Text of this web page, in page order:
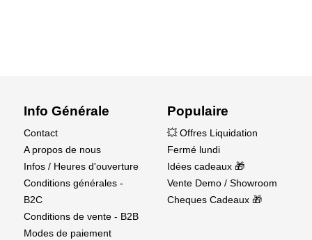
Info Générale
Contact
A propos de nous
Infos / Heures d'ouverture
Conditions générales -
B2C
Conditions de vente - B2B
Modes de paiement
Populaire
💥 Offres Liquidation
Fermé lundi
Idées cadeaux 🎁
Vente Demo / Showroom
Cheques Cadeaux 🎁